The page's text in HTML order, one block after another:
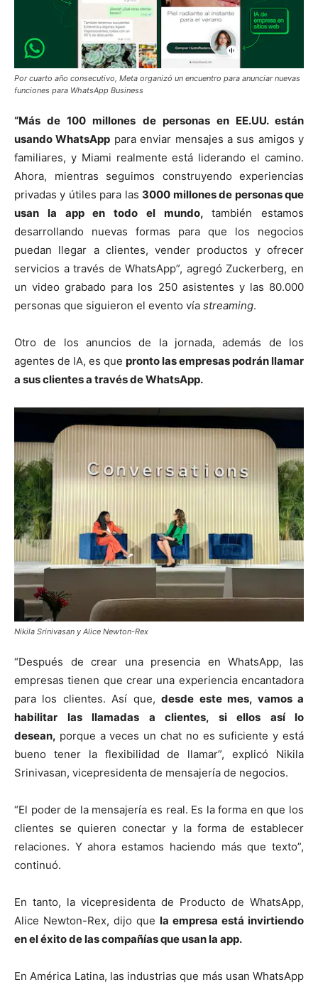
Por cuarto año consecutivo, Meta organizó un encuentro para anunciar nuevas
funciones para WhatsApp Business
“Más de 100 millones de personas en EE.UU. están
usando WhatsApp para enviar mensajes a sus amigos y
familiares, y Miami realmente está liderando el camino.
Ahora, mientras seguimos construyendo experiencias
privadas y útiles para las 3000 millones de personas que
usan la app en todo el mundo,también estamos
desarrollando nuevas formas para que los negocios
puedan llegar a clientes, vender productos y ofrecer
servicios a través de WhatsApp”, agregó Zuckerberg, en
un video grabado para los 250 asistentes y las 80.000
personas que siguieron el evento vía streaming.
Otro de los anuncios de la jornada, además de los
agentes de IA, es que pronto las empresas podrán llamar
a sus clientes a través de WhatsApp.
Nikila Srinivasan y Alice Newton-Rex
“Después de crear una presencia en WhatsApp, las
empresas tienen que crear una experiencia encantadora
para los clientes. Así que,desde este mes, vamos a
habilitar las llamadas a clientes, si ellos así lo
desean, porque a veces un chat no es suficiente y está
bueno tener la flexibilidad de llamar”, explicó Nikila
Srinivasan, vicepresidenta de mensajería de negocios.
“El poder de la mensajería es real. Es la forma en que los
clientes se quieren conectar y la forma de establecer
relaciones. Y ahora estamos haciendo más que texto”,
continuó.
En tanto, la vicepresidenta de Producto de WhatsApp,
Alice Newton-Rex, dijo que la empresa está invirtiendo
en el éxito de las compañías que usan la app.
En América Latina, las industrias que más usan WhatsApp